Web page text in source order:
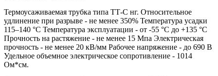
Термоусаживаемая трубка типа ТТ-С нг. Относительное
удлинение при разрыве - не менее 350% Температура усадки
115–140 °C Температура эксплуатации - от -55 °C до +135 °C
Прочность на растяжение - не менее 15 Мпа Электрическая
прочность - не менее 20 кВ/мм Рабочее напряжение - до 690 В
Удельное объемное электрическое сопротивление - 1014
Ом*см.